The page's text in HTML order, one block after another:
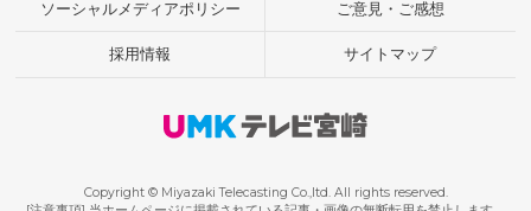
ソーシャルメディアポリシー ご意見・ご感想
採用情報 サイトマップ
Copyright © Miyazaki Telecasting Co.,ltd. All rights reserved.